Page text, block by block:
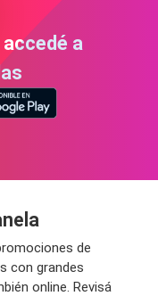
a
de
con grandes
online. Revisá